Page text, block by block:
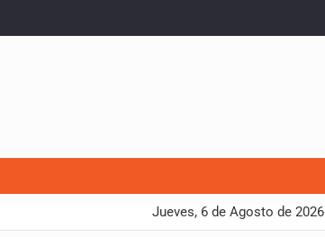
Jueves, 6 de Agosto de 2026